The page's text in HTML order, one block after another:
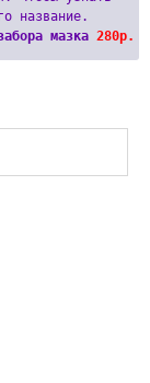
мазка 280р.